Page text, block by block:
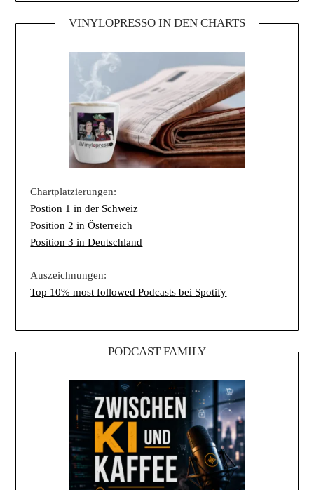
VINYLOPRESSO IN DEN CHARTS
Chartplatzierungen:
Postion 1 in der Schweiz
Position 2 in Österreich
Position 3 in Deutschland
Auszeichnungen:
Top 10% most followed Podcasts bei Spotify
PODCAST FAMILY